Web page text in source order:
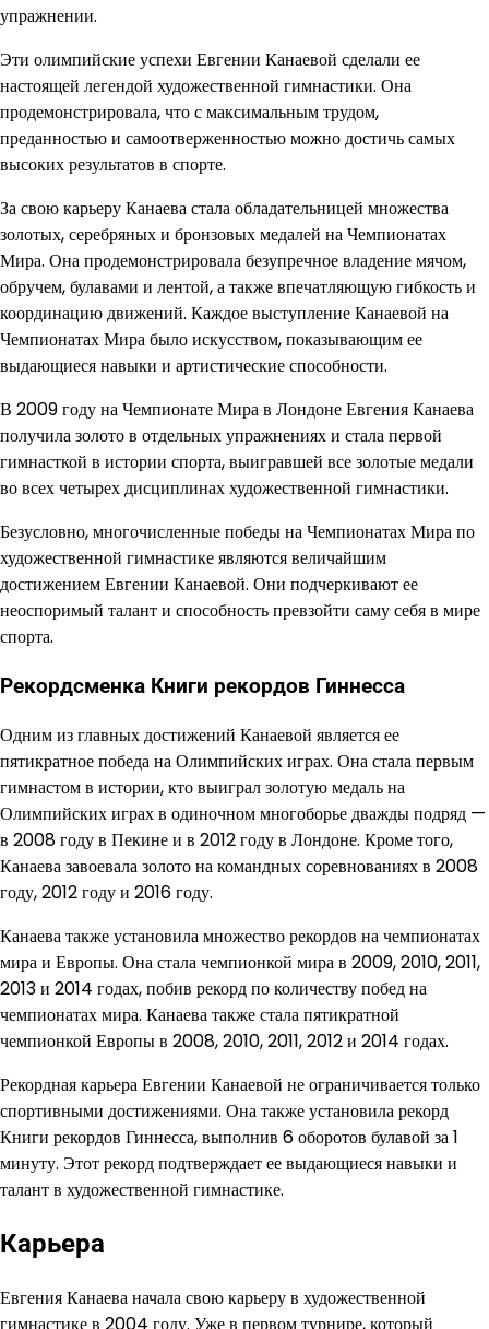
упражнении.
Эти олимпийские успехи Евгении Канаевой сделали ее
настоящей легендой художественной гимнастики. Она
продемонстрировала, что с максимальным трудом,
преданностью и самоотверженностью можно достичь самых
высоких результатов в спорте.
За свою карьеру Канаева стала обладательницей множества
золотых, серебряных и бронзовых медалей на Чемпионатах
Мира. Она продемонстрировала безупречное владение мячом,
обручем, булавами и лентой, а также впечатляющую гибкость и
координацию движений. Каждое выступление Канаевой на
Чемпионатах Мира было искусством, показывающим ее
выдающиеся навыки и артистические способности.
В 2009 году на Чемпионате Мира в Лондоне Евгения Канаева
получила золото в отдельных упражнениях и стала первой
гимнасткой в истории спорта, выигравшей все золотые медали
во всех четырех дисциплинах художественной гимнастики.
Безусловно, многочисленные победы на Чемпионатах Мира по
художественной гимнастике являются величайшим
достижением Евгении Канаевой. Они подчеркивают ее
неоспоримый талант и способность превзойти саму себя в мире
спорта.
Рекордсменка Книги рекордов Гиннесса
Одним из главных достижений Канаевой является ее
пятикратное победа на Олимпийских играх. Она стала первым
гимнастом в истории, кто выиграл золотую медаль на
Олимпийских играх в одиночном многоборье дважды подряд —
в 2008 году в Пекине и в 2012 году в Лондоне. Кроме того,
Канаева завоевала золото на командных соревнованиях в 2008
году, 2012 году и 2016 году.
Канаева также установила множество рекордов на чемпионатах
мира и Европы. Она стала чемпионкой мира в 2009, 2010, 2011,
2013 и 2014 годах, побив рекорд по количеству побед на
чемпионатах мира. Канаева также стала пятикратной
чемпионкой Европы в 2008, 2010, 2011, 2012 и 2014 годах.
Рекордная карьера Евгении Канаевой не ограничивается только
спортивными достижениями. Она также установила рекорд
Книги рекордов Гиннесса, выполнив 6 оборотов булавой за 1
минуту. Этот рекорд подтверждает ее выдающиеся навыки и
талант в художественной гимнастике.
Карьера
Евгения Канаева начала свою карьеру в художественной